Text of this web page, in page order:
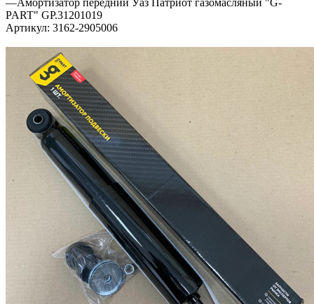
PART" GP.31201019
Артикул: 3162-2905006